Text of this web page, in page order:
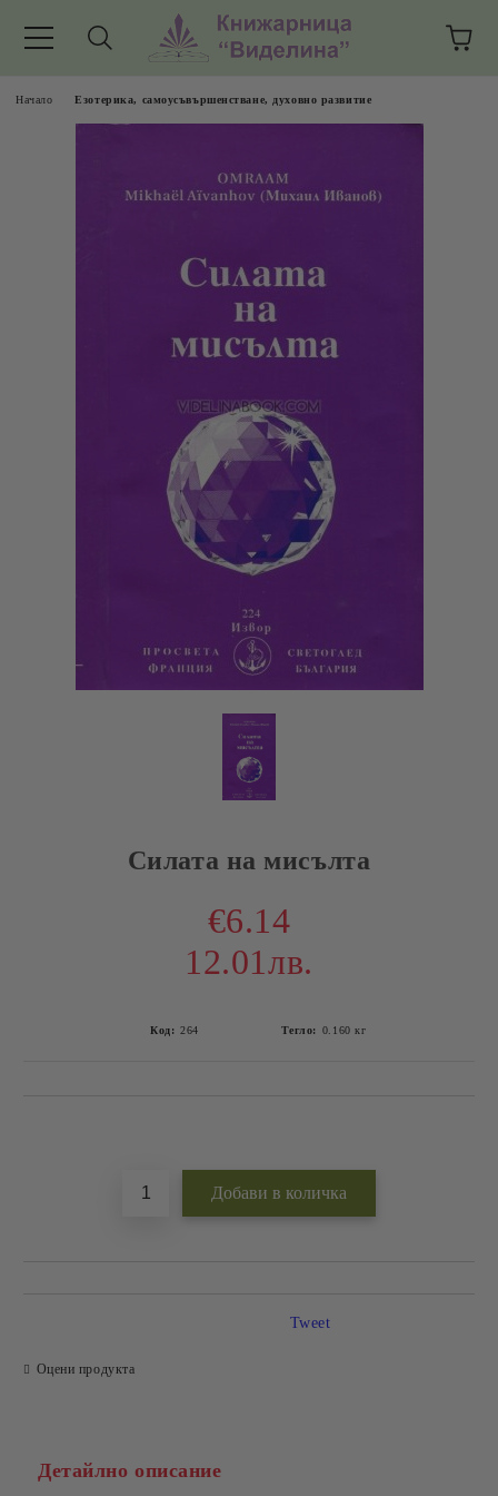
Начало Езотерика, самоусъвършенстване, духовно развитие
Силата на мисълта
€6.14
12.01лв.
Код: 264 Тегло: 0.160 кг
Оцени продукта
Tweet
Детайлно описание